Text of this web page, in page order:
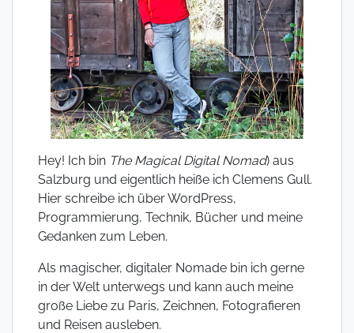
Hey! Ich bin The Magical Digital Nomad) aus
Salzburg und eigentlich heiße ich Clemens Gull.
Hier schreibe ich über WordPress,
Programmierung, Technik, Bücher und meine
Gedanken zum Leben.
Als magischer, digitaler Nomade bin ich gerne
in der Welt unterwegs und kann auch meine
große Liebe zu Paris, Zeichnen, Fotografieren
und Reisen ausleben.